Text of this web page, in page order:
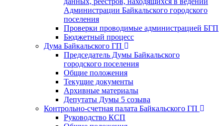
Администрации Байкальского городского
поселения
Проверки проводимые администрацией БГП
Бюджетный процесс
Дума Байкальского ГП
Председатель Думы Байкальского
городского поселения
Общие положения
Текущие документы
Архивные материалы
Депутаты Думы 5 созыва
Контрольно-счетная палата Байкальского ГП
Руководство КСП